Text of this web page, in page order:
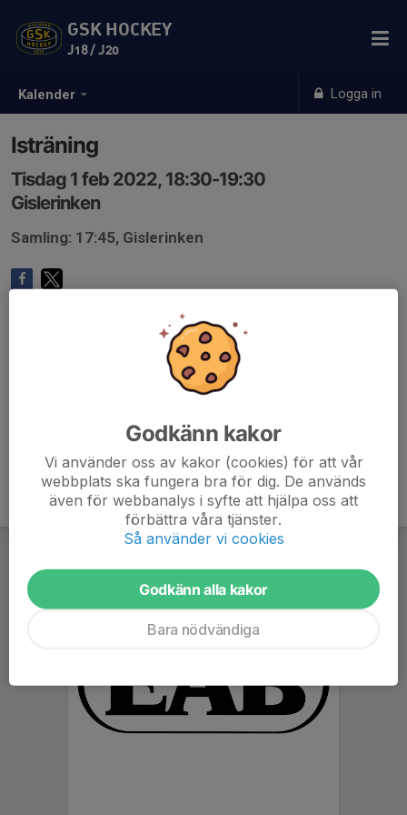
Kalender Logga in
GSK HOCKEY
J18 / J20
Isträning
Tisdag 1 feb 2022, 18:30-19:30
Gislerinken
Samling: 17:45, Gislerinken
Godkänn kakor
Vi använder oss av kakor (cookies) för att vår
webbplats ska fungera bra för dig. De används
även för webbanalys i syfte att hjälpa oss att
förbättra våra tjänster.
Så använder vi cookies
Godkänn alla kakor
Bara nödvändiga